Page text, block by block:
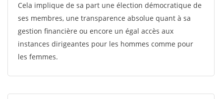
Cela implique de sa part une élection démocratique de
ses membres, une transparence absolue quant à sa
gestion financière ou encore un égal accès aux
instances dirigeantes pour les hommes comme pour
les femmes.